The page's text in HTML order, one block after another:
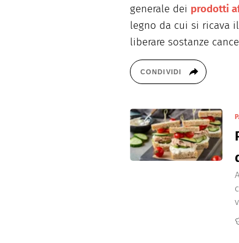
generale dei prodotti
legno da cui si ricava
liberare sostanze
CONDIVIDI